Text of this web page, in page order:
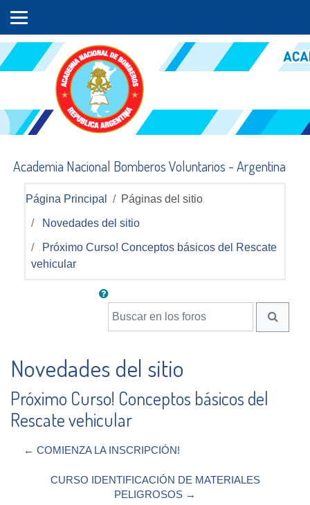
Academia Nacional Bomberos Voluntarios - Argentina
Página Principal Páginas del sitio
Novedades del sitio
Próximo Curso! Conceptos básicos del Rescate
vehicular
Buscar en los foros
Novedades del sitio
Próximo Curso! Conceptos básicos del
Rescate vehicular
← COMIENZA LA INSCRIPCIÓN!
CURSO IDENTIFICACIÓN DE MATERIALES
PELIGROSOS →